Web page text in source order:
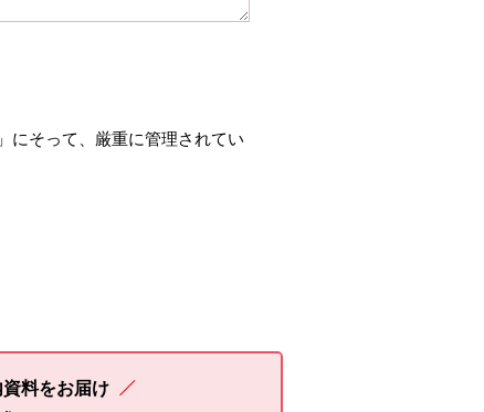
にそって、厳重に管理されてい
料をお届け